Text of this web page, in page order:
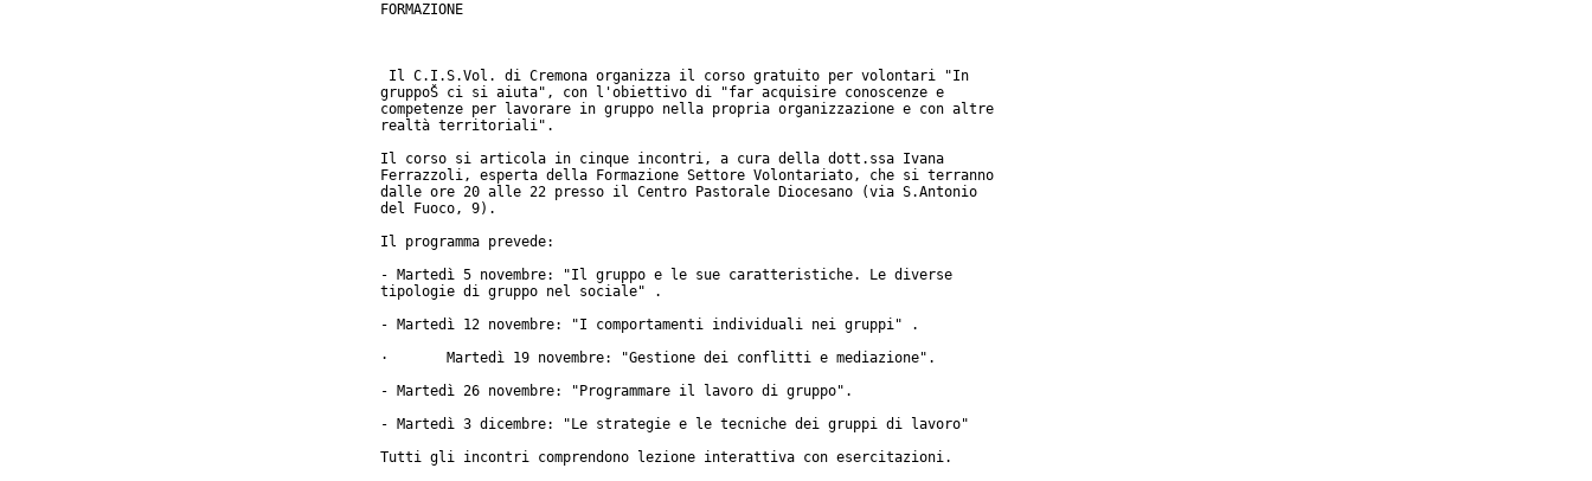
FORMAZIONE
Il C.I.S.Vol. di Cremona organizza il corso gratuito per volontari "In
gruppoŠ ci si aiuta", con l'obiettivo di "far acquisire conoscenze e
competenze per lavorare in gruppo nella propria organizzazione e con altre
realtà territoriali".
Il corso si articola in cinque incontri, a cura della dott.ssa Ivana
Ferrazzoli, esperta della Formazione Settore Volontariato, che si terranno
dalle ore 20 alle 22 presso il Centro Pastorale Diocesano (via S.Antonio
del Fuoco, 9).
Il programma prevede:
- Martedì 5 novembre: "Il gruppo e le sue caratteristiche. Le diverse
tipologie di gruppo nel sociale" .
- Martedì 12 novembre: "I comportamenti individuali nei gruppi" .
·       Martedì 19 novembre: "Gestione dei conflitti e mediazione".
- Martedì 26 novembre: "Programmare il lavoro di gruppo".
- Martedì 3 dicembre: "Le strategie e le tecniche dei gruppi di lavoro"
Tutti gli incontri comprendono lezione interattiva con esercitazioni.